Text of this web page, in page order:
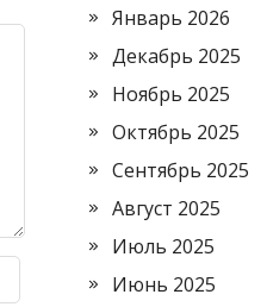
Январь 2026
Декабрь 2025
Ноябрь 2025
Октябрь 2025
Сентябрь 2025
Август 2025
Июль 2025
Июнь 2025